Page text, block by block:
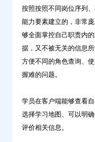
按照按照不同岗位序列
能力要素建立的，非常
够全面掌控自己职责内
据，又不被无关的信息
方便不同的角色查询、
握难的问题。
学员在客户端能够查看
选择学习地图、可以明
评价相关信息。